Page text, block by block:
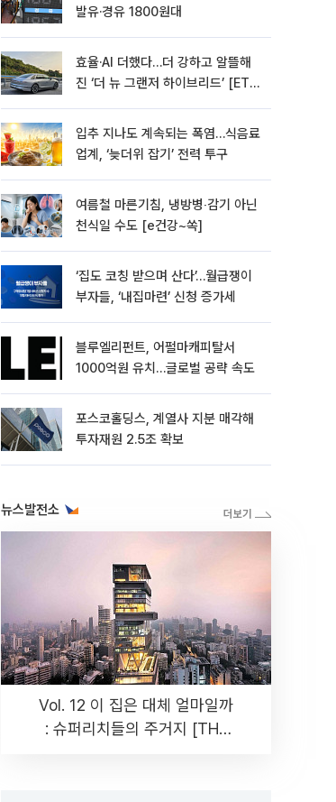
발유·경유 1800원대
효율·AI 더했다…더 강하고 알뜰해
진 ‘더 뉴 그랜저 하이브리드’ [ET의
입추 지나도 계속되는 폭염…식음료
업계, ‘늦더위 잡기’ 전력 투구
여름철 마른기침, 냉방병‧감기 아닌
천식일 수도 [e건강~쏙]
‘집도 코칭 받으며 산다’…월급쟁이
부자들, ‘내집마련’ 신청 증가세
블루엘리펀트, 어펄마캐피탈서
1000억원 유치…글로벌 공략 속도
포스코홀딩스, 계열사 지분 매각해
투자재원 2.5조 확보
뉴스발전소
Vol. 12 이 집은 대체 얼마일까
: 슈퍼리치들의 주거지 [THE